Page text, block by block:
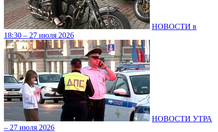
НОВОСТИ в
18:30 – 27 июля 2026
НОВОСТИ УТРА
– 27 июля 2026